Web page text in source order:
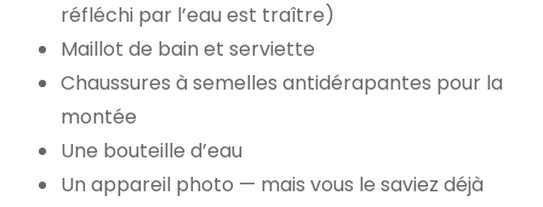
réfléchi par l’eau est traître)
Maillot de bain et serviette
Chaussures à semelles antidérapantes pour la
montée
Une bouteille d’eau
Un appareil photo — mais vous le saviez déjà